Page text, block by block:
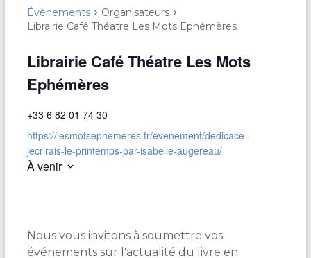
Évènements
Organisateurs
Librairie Café Théatre Les Mots Ephémères
Librairie Café Théatre Les Mots
Ephémères
+33 6 82 01 74 30
https://lesmotsephemeres.fr/evenement/dedicace-
jecrirais-le-printemps-par-isabelle-augereau/
À venir
c
t
Nous vous invitons à soumettre vos
événements sur l'actualité du livre en